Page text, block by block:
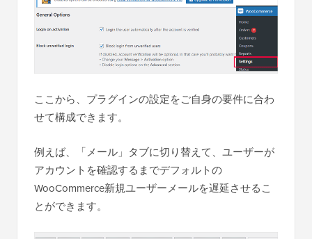
ここから、プラグインの設定をご自身の要件に合わ
せて構成できます。
例えば、「メール」タブに切り替えて、ユーザーが
アカウントを確認するまでデフォルトの
WooCommerce新規ユーザーメールを遅延させるこ
とができます。